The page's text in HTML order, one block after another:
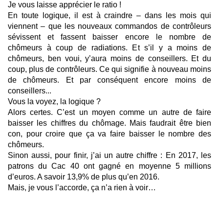
Je vous laisse apprécier le ratio !
En toute logique, il est à craindre – dans les mois qui
viennent – que les nouveaux commandos de contrôleurs
sévissent et fassent baisser encore le nombre de
chômeurs à coup de radiations. Et s’il y a moins de
chômeurs, ben voui, y’aura moins de conseillers. Et du
coup, plus de contrôleurs. Ce qui signifie à nouveau moins
de chômeurs. Et par conséquent encore moins de
conseillers...
Vous la voyez, la logique ?
Alors certes. C’est un moyen comme un autre de faire
baisser les chiffres du chômage. Mais faudrait être bien
con, pour croire que ça va faire baisser le nombre des
chômeurs.
Sinon aussi, pour finir, j’ai un autre chiffre : En 2017, les
patrons du Cac 40 ont gagné en moyenne 5 millions
d’euros. A savoir 13,9% de plus qu’en 2016.
Mais, je vous l’accorde, ça n’a rien à voir…